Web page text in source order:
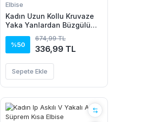
Elbise
Kadın Uzun Kollu Kruvaze
Yaka Yanlardan Büzgülü
%50
674,99 TL
336,99 TL
Sepete Ekle